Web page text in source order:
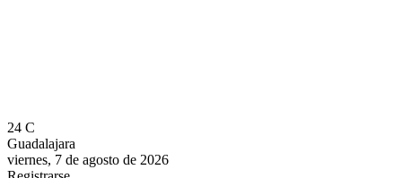
24 C
Guadalajara
viernes, 7 de agosto de 2026